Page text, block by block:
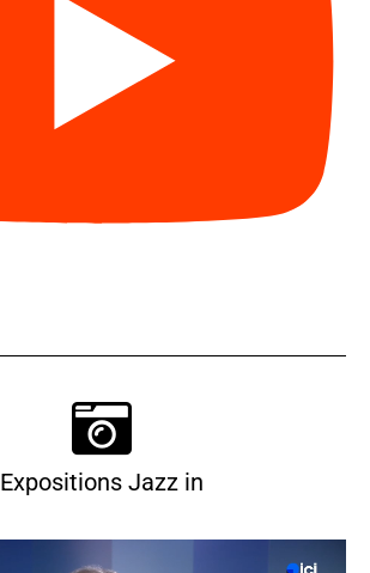
Expositions Jazz in